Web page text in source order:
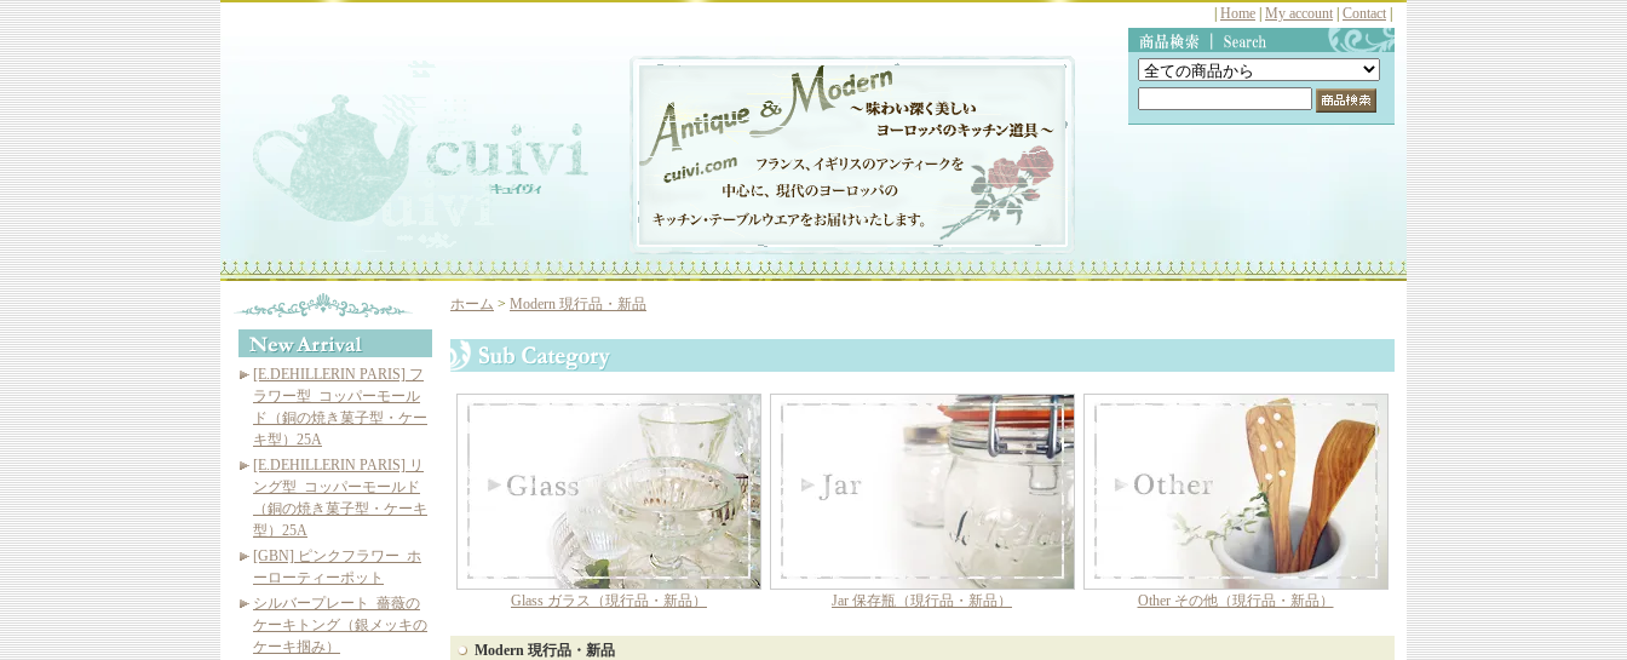
Home My account Contact
[E.DEHILLERIN PARIS] フ
ラワー型_コッパーモール
ド（銅の焼き菓子型・ケー
キ型）25A
[E.DEHILLERIN PARIS] リ
ング型_コッパーモールド
（銅の焼き菓子型・ケーキ
型）25A
[GBN] ピンクフラワー_ホ
ーローティーポット
シルバープレート_薔薇の
ケーキトング（銀メッキの
ケーキ掴み）
ホーム > Modern 現行品・新品
Glass ガラス（現行品・新品） Jar 保存瓶（現行品・新品） Other その他（現行品・新品）
Modern 現行品・新品